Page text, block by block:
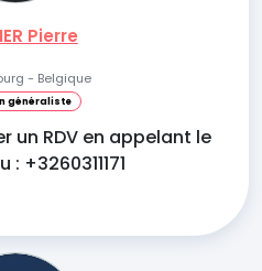
Pierre
- Belgique
généraliste
un RDV en appelant le
+3260311171